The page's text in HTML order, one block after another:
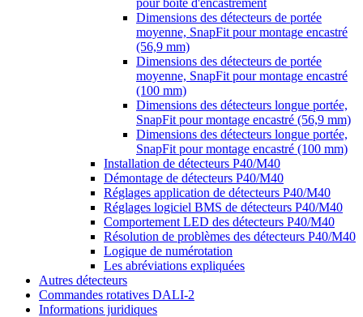
pour boîte d'encastrement
Dimensions des détecteurs de portée
moyenne, SnapFit pour montage encastré
(56,9 mm)
Dimensions des détecteurs de portée
moyenne, SnapFit pour montage encastré
(100 mm)
Dimensions des détecteurs longue portée,
SnapFit pour montage encastré (56,9 mm)
Dimensions des détecteurs longue portée,
SnapFit pour montage encastré (100 mm)
Installation de détecteurs P40/M40
Démontage de détecteurs P40/M40
Réglages application de détecteurs P40/M40
Réglages logiciel BMS de détecteurs P40/M40
Comportement LED des détecteurs P40/M40
Résolution de problèmes des détecteurs P40/M40
Logique de numérotation
Les abréviations expliquées
Autres détecteurs
Commandes rotatives DALI-2
Informations juridiques